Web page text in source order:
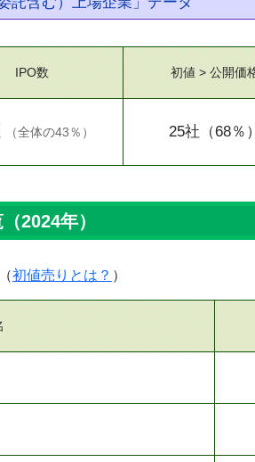
IPO数
（全体の43％ ）
初値 > 公開価
25社 （68％）
2024年）
初値売りとは？ ）